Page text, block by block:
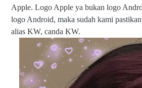
Apple. Logo Apple ya bukan logo
logo Android, maka sudah kami
alias KW, canda KW.